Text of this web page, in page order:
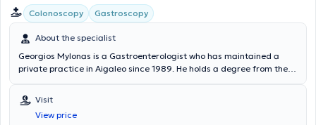
Colonoscopy Gastroscopy
About the specialist
Georgios Mylonas is a Gastroenterologist who has maintained a
private practice in Aigaleo since 1989. He holds a degree from the
Athens. He has worked in the Gastroenterology Department of the
1st IKA Hospital (Papadimitriou) and in the same department at the
General Hospital of Attica "Sismanogleio." In his private practice, he
Visit
View price